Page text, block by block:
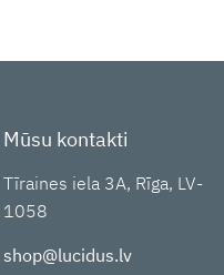
Mūsu kontakti
Tīraines iela 3A, Rīga, LV-
1058
shop@lucidus.lv